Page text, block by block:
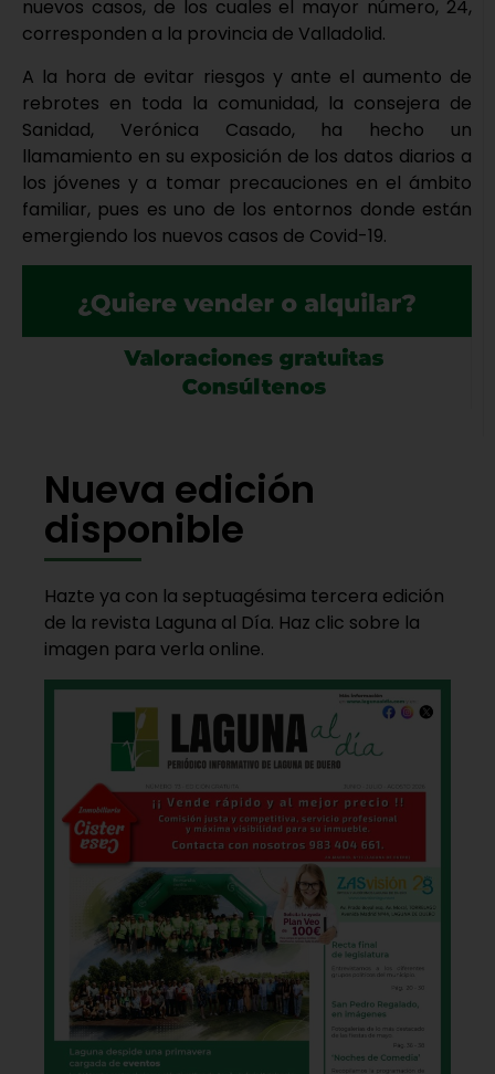
nuevos casos, de los cuales el mayor número, 24,
corresponden a la provincia de Valladolid.
A la hora de evitar riesgos y ante el aumento de
rebrotes en toda la comunidad, la consejera de
Sanidad, Verónica Casado, ha hecho un
llamamiento en su exposición de los datos diarios a
los jóvenes y a tomar precauciones en el ámbito
familiar, pues es uno de los entornos donde están
emergiendo los nuevos casos de Covid-19.
Nueva edición
disponible
Hazte ya con la septuagésima tercera edición
de la revista Laguna al Día. Haz clic sobre la
imagen para verla online.